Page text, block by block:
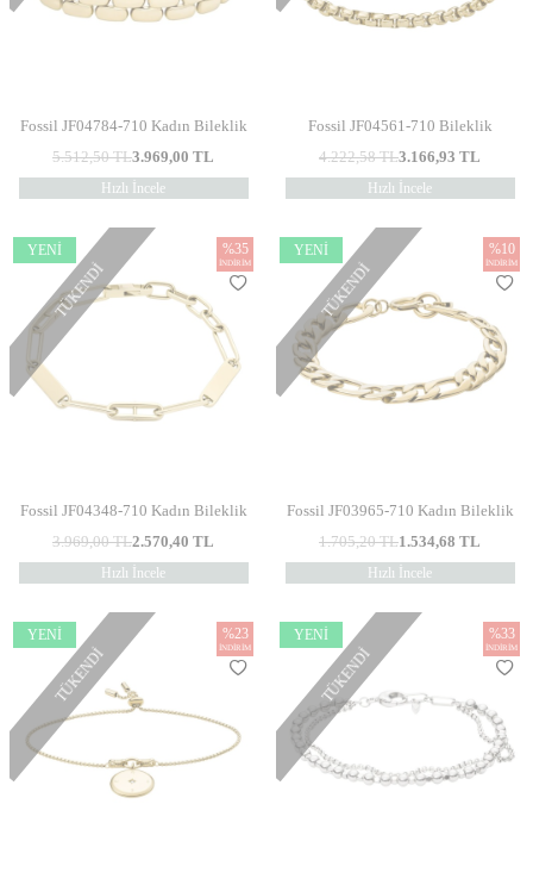
Fossil JF04784-710 Kadın Bileklik
5.512,50TL3.969,00 TL
Hızlı İncele
Fossil JF04561-710 Bileklik
4.222,58TL3.166,93 TL
Hızlı İncele
YENI
TÜKENDI
%35
İNDIRIM
Fossil JF04348-710 Kadın Bileklik
3.969,00TL2.570,40 TL
Hızlı İncele
YENI
TÜKENDI
%10
İNDIRIM
Fossil JF03965-710 Kadın Bileklik
1.705,20TL1.534,68 TL
Hızlı İncele
YENI
TÜKENDI
%23
İNDIRIM
YENI
TÜKENDI
%33
İNDIRIM